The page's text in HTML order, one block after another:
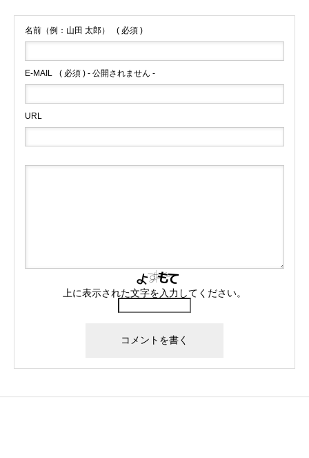
名前（例：山田 太郎） ( 必須 )
E-MAIL ( 必須 ) - 公開されません -
URL
上に表示された文字を入力してください。